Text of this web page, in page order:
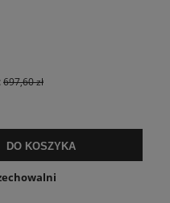
płatności
697,60 zł
DO KOSZYKA